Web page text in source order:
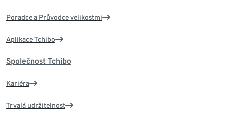
Poradce a Průvodce velikostmi
Aplikace Tchibo
Společnost Tchibo
Kariéra
Trvalá udržitelnost